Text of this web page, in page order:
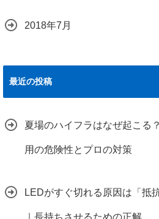
2018年7月
最近の投稿
夏場のハイフラはなぜ起こる
用の危険性とプロの対策
LEDがすぐ切れる原因は「抵
｜長持ちさせるための正解